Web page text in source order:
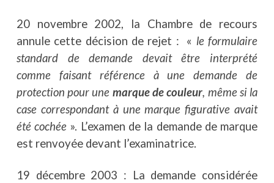
20 novembre 2002, la Chambre de recours
annule cette décision de rejet : « le formulaire
standard de demande devait être interprété
comme faisant référence à une demande de
protection pour une marque de couleur, même si la
case correspondant à une marque figurative avait
été cochée ». L’examen de la demande de marque
est renvoyée devant l’examinatrice.
19 décembre 2003 : La demande considérée